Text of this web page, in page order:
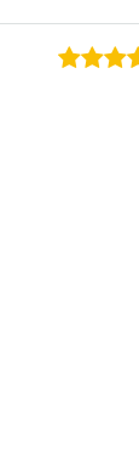
該銀行匯款帳